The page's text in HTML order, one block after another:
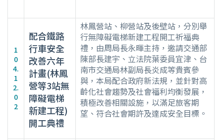
1
0
4.
1
2.
0
2
配合鐵路
行車安全
改善六年
計畫(林鳳
營等3站無
障礙電梯
新建工程)
開工典禮
林鳳營站、柳營站及後壁站，分別舉
行無障礙電梯新建工程開工祈福典
禮，由周局長永暉主持，邀請交通部
陳部長建宇、立法院葉委員宜津、台
南市交通局林副局長炎成等貴賓參
與，本局配合政府新法規，並針對高
齡化社會趨勢及社會福利均衡發展，
積極改善相關設施，以滿足旅客期
望、符合社會期許及達成安全目標。